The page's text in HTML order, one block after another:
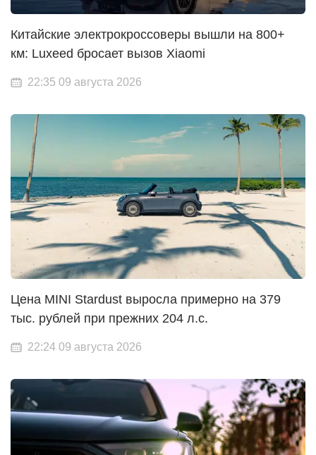
Китайские электрокроссоверы вышли на 800+
км: Luxeed бросает вызов Xiaomi
22:35 09 августа 2026
Цена MINI Stardust выросла примерно на 379
тыс. рублей при прежних 204 л.с.
22:24 09 августа 2026